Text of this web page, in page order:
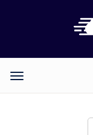
Categories